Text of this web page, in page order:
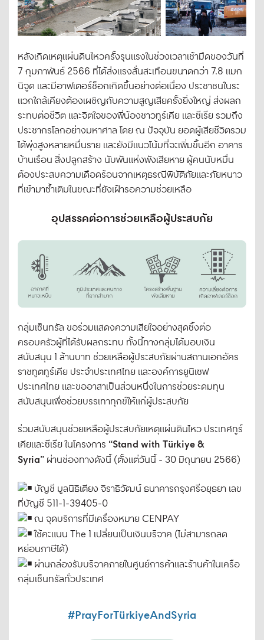
หลังเกิดเหตุแผ่นดินไหวครั้งรุนแรงในช่วงเวลาเช้ามืดของวันที่
7 กุมภาพันธ์ 2566 ที่ได้ส่งแรงสั่นสะเทือนขนาดกว่า 7.8 แมก
นิจูด และมีอาฟเตอร์ช็อกเกิดขึ้นอย่างต่อเนื่อง ประชาชนในระ
แวกใกล้เคียงต้องเผชิญกับความสูญเสียครั้งยิ่งใหญ่ ส่งผลก
ระทบต่อชีวิต และจิตใจของพี่น้องชาวทูร์เคีย และซีเรีย รวมถึง
ประชากรโลกอย่างมหาศาล โดย ณ ปัจจุบัน ยอดผู้เสียชีวิตรวม
ได้พุ่งสูงหลายหมื่นราย และยังมีแนวโน้มที่จะเพิ่มขึ้นอีก อาคาร
บ้านเรือน สิ่งปลูกสร้าง นับพันแห่งพังเสียหาย ผู้คนนับหมื่น
ต้องประสบความเดือดร้อนจากเหตุธรณีพิบัติภัยและภัยหนาว
ที่เข้ามาซ้ำเติมในขณะที่ยังเฝ้ารอความช่วยเหลือ
อุปสรรคต่อการช่วยเหลือผู้ประสบภัย
กลุ่มเซ็นทรัล ขอร่วมแสดงความเสียใจอย่างสุดซึ้งต่อ
ครอบครัวผู้ที่ได้รับผลกระทบ ทั้งนี้ทางกลุ่มได้มอบเงิน
สนับสนุน 1 ล้านบาท ช่วยเหลือผู้ประสบภัยผ่านสถานเอกอัคร
ราชทูตทูร์เคีย ประจำประเทศไทย และองค์การยูนิเซฟ
ประเทศไทย และขออาสาเป็นส่วนหนึ่งในการช่วยระดมทุน
สนับสนุนเพื่อช่วยบรรเทาทุกข์ให้แก่ผู้ประสบภัย
ร่วมสนับสนุนช่วยเหลือผู้ประสบภัยเหตุแผ่นดินไหว ประเทศทูร์
เคียและซีเรีย ในโครงการ “Stand with Türkiye &
Syria” ผ่านช่องทางดังนี้ (ตั้งแต่วันนี้ - 30 มิถุนายน 2566)
บัญชี มูลนิธิเตียง จิราธิวัฒน์ ธนาคารกรุงศรีอยุธยา เลข
ที่บัญชี 511-1-39405-0
ณ จุดบริการที่มีเครื่องหมาย CENPAY
ใช้คะแนน The 1 เปลี่ยนเป็นเงินบริจาค (ไม่สามารถลด
หย่อนภาษีได้)
ผ่านกล่องรับบริจาคภายในศูนย์การค้าและร้านค้าในเครือ
กลุ่มเซ็นทรัลทั่วประเทศ
#PrayForTürkiyeAndSyria